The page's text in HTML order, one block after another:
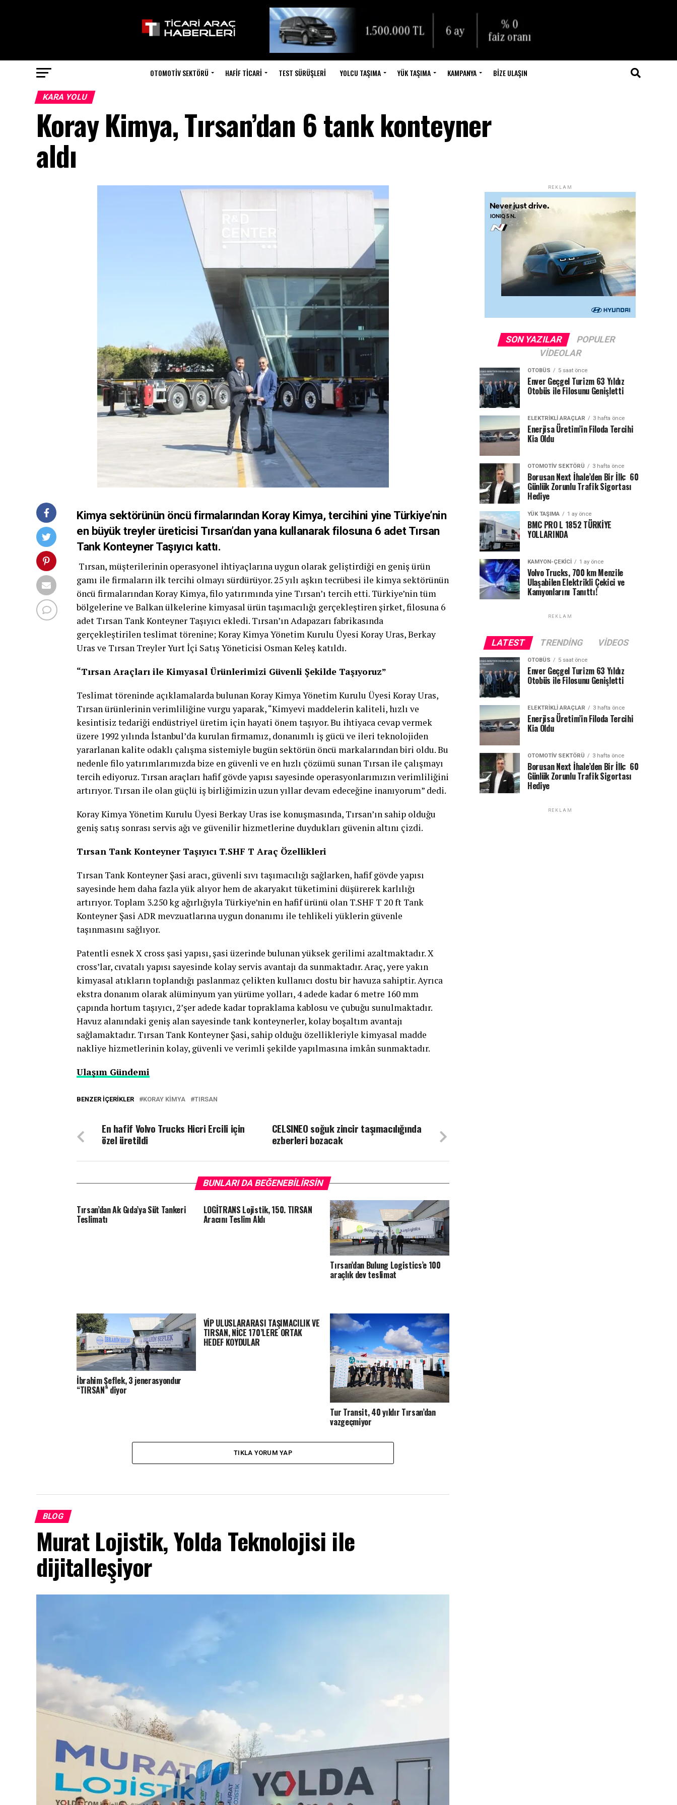
OTOMOTIV SEKTÖRÜ HAFIF TICARI TEST SÜRÜŞLERI YOLCU TAŞIMA YÜK TAŞIMA KAMPANYA BIZE ULAŞIN
KARA YOLU
Koray Kimya, Tırsan’dan 6 tank konteyner
aldı
Kimya sektörünün öncü firmalarından Koray Kimya, tercihini yine Türkiye’nin
en büyük treyler üreticisi Tırsan’dan yana kullanarak filosuna 6 adet Tırsan
Tank Konteyner Taşıyıcı kattı.
Tırsan, müşterilerinin operasyonel ihtiyaçlarına uygun olarak geliştirdiği en geniş ürün
gamı ile firmaların ilk tercihi olmayı sürdürüyor. 25 yılı aşkın tecrübesi ile kimya sektörünün
öncü firmalarından Koray Kimya, filo yatırımında yine Tırsan’ı tercih etti. Türkiye’nin tüm
bölgelerine ve Balkan ülkelerine kimyasal ürün taşımacılığı gerçekleştiren şirket, filosuna 6
adet Tırsan Tank Konteyner Taşıyıcı ekledi. Tırsan’ın Adapazarı fabrikasında
gerçekleştirilen teslimat törenine; Koray Kimya Yönetim Kurulu Üyesi Koray Uras, Berkay
Uras ve Tırsan Treyler Yurt İçi Satış Yöneticisi Osman Keleş katıldı.
“Tırsan Araçları ile Kimyasal Ürünlerimizi Güvenli Şekilde Taşıyoruz”
Teslimat töreninde açıklamalarda bulunan Koray Kimya Yönetim Kurulu Üyesi Koray Uras,
Tırsan ürünlerinin verimliliğine vurgu yaparak, “Kimyevi maddelerin kaliteli, hızlı ve
kesintisiz tedariği endüstriyel üretim için hayati önem taşıyor. Bu ihtiyaca cevap vermek
üzere 1992 yılında İstanbul’da kurulan firmamız, donanımlı iş gücü ve ileri teknolojiden
yararlanan kalite odaklı çalışma sistemiyle bugün sektörün öncü markalarından biri oldu. Bu
nedenle filo yatırımlarımızda bize en güvenli ve en hızlı çözümü sunan Tırsan ile çalışmayı
tercih ediyoruz. Tırsan araçları hafif gövde yapısı sayesinde operasyonlarımızın verimliliğini
artırıyor. Tırsan ile olan güçlü iş birliğimizin uzun yıllar devam edeceğine inanıyorum” dedi.
Koray Kimya Yönetim Kurulu Üyesi Berkay Uras ise konuşmasında, Tırsan’ın sahip olduğu
geniş satış sonrası servis ağı ve güvenilir hizmetlerine duydukları güvenin altını çizdi.
Tırsan Tank Konteyner Taşıyıcı T.SHF T Araç Özellikleri
Tırsan Tank Konteyner Şasi aracı, güvenli sıvı taşımacılığı sağlarken, hafif gövde yapısı
sayesinde hem daha fazla yük alıyor hem de akaryakıt tüketimini düşürerek karlılığı
artırıyor. Toplam 3.250 kg ağırlığıyla Türkiye’nin en hafif ürünü olan T.SHF T 20 ft Tank
Konteyner Şasi ADR mevzuatlarına uygun donanımı ile tehlikeli yüklerin güvenle
taşınmasını sağlıyor.
Patentli esnek X cross şasi yapısı, şasi üzerinde bulunan yüksek gerilimi azaltmaktadır. X
cross’lar, cıvatalı yapısı sayesinde kolay servis avantajı da sunmaktadır. Araç, yere yakın
kimyasal atıkların toplandığı paslanmaz çelikten kullanıcı dostu bir havuza sahiptir. Ayrıca
ekstra donanım olarak alüminyum yan yürüme yolları, 4 adede kadar 6 metre 160 mm
çapında hortum taşıyıcı, 2’şer adede kadar topraklama kablosu ve çubuğu sunulmaktadır.
Havuz alanındaki geniş alan sayesinde tank konteynerler, kolay boşaltım avantajı
sağlamaktadır. Tırsan Tank Konteyner Şasi, sahip olduğu özellikleriyle kimyasal madde
nakliye hizmetlerinin kolay, güvenli ve verimli şekilde yapılmasına imkân sunmaktadır.
Ulaşım Gündemi
BENZER İÇERIKLER KORAY KIMYA TIRSAN
CELSINEO soğuk zincir taşımacılığında
ezberleri bozacak
En hafif Volvo Trucks Hicri Ercili için
özel üretildi
BUNLARI DA BEĞENEBILIRSIN
Tırsan’dan Ak Gıda’ya Süt Tankeri
Teslimatı
LOGİTRANS Lojistik, 150. TIRSAN
Aracını Teslim Aldı
Tırsan’dan Bulung Logistics’e 100
araçlık dev teslimat
İbrahim Şeflek, 3 jenerasyondur
“TIRSAN” diyor
VİP ULUSLARARASI TAŞIMACILIK VE
TIRSAN, NİCE 170’LERE ORTAK
HEDEF KOYDULAR
Tur Transit, 40 yıldır Tırsan’dan
vazgeçmiyor
TIKLA YORUM YAP
BLOG
Murat Lojistik, Yolda Teknolojisi ile
dijitalleşiyor
REKLAM
SON YAZILAR
POPULER
VIDEOLAR
OTOBÜS 5 saat önce
Enver Geçgel Turizm 63 Yıldız
Otobüs ile Filosunu Genişletti
ELEKTRIKLI ARAÇLAR 3 hafta önce
Enerjisa Üretim’in Filoda Tercihi
Kia Oldu
OTOMOTIV SEKTÖRÜ 3 hafta önce
Borusan Next İhale’den Bir İlk: 60
Günlük Zorunlu Trafik Sigortası
Hediye
YÜK TAŞIMA 1 ay önce
BMC PRO L 1852 TÜRKİYE
YOLLARINDA
KAMYON-ÇEKICI 1 ay önce
Volvo Trucks, 700 km Menzile
Ulaşabilen Elektrikli Çekici ve
Kamyonlarını Tanıttı!
REKLAM
LATEST TRENDING VIDEOS
OTOBÜS 5 saat önce
Enver Geçgel Turizm 63 Yıldız
Otobüs ile Filosunu Genişletti
ELEKTRIKLI ARAÇLAR 3 hafta önce
Enerjisa Üretim’in Filoda Tercihi
Kia Oldu
OTOMOTIV SEKTÖRÜ 3 hafta önce
Borusan Next İhale’den Bir İlk: 60
Günlük Zorunlu Trafik Sigortası
Hediye
REKLAM